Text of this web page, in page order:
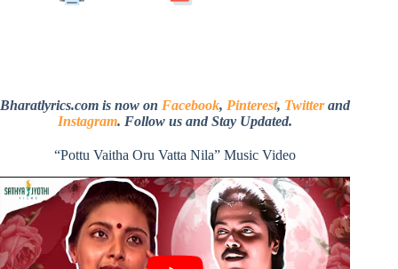
Bharatlyrics.com is now on Facebook, Pinterest, Twitterand
Instagram. Follow us and Stay Updated.
“Pottu Vaitha Oru Vatta Nila” Music Video